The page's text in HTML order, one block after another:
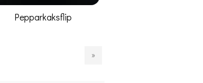
Pepparkaksflip
»